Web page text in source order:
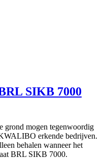
SIKB 7000
grond mogen tegenwoordig
erkende bedrijven.
behalen wanneer het
BRL SIKB 7000.